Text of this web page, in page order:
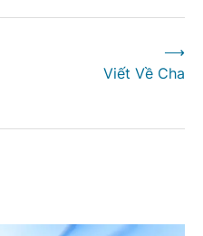
Viết Về Cha
⟶